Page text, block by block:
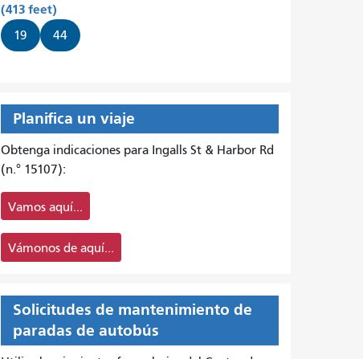
(413 feet)
19 44
Planifica un viaje
Obtenga indicaciones para Ingalls St & Harbor Rd
(n.° 15107):
Vamos aquí...
Vámonos de aquí...
Solicitudes de mantenimiento de
paradas de autobús